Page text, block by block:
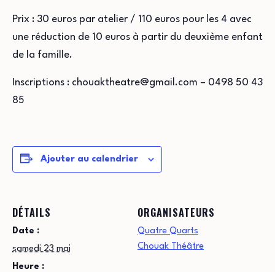
Prix : 30 euros par atelier / 110 euros pour les 4 avec
une réduction de 10 euros à partir du deuxième enfant
de la famille.
Inscriptions : chouaktheatre@gmail.com – 0498 50 43
85
Ajouter au calendrier
DÉTAILS
Date :
samedi 23 mai
Heure :
ORGANISATEURS
Quatre Quarts
Chouak Théâtre